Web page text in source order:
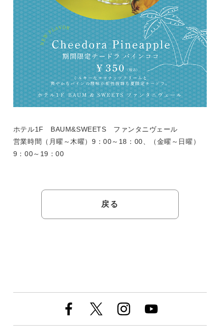
ホテル1F BAUM&SWEETS ファンタニヴェール
営業時間（月曜～木曜）9：00～18：00、（金曜～日曜）
9：00～19：00
戻る